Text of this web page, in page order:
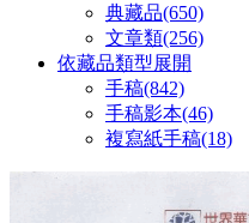
典藏品(650)
文章類(256)
依藏品類型展開
手稿(842)
手稿影本(46)
複寫紙手稿(18)